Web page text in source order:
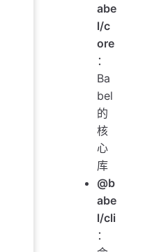
abe
l/c
ore
：
Ba
bel
的
核
心
库
@b
abe
l/cli
：